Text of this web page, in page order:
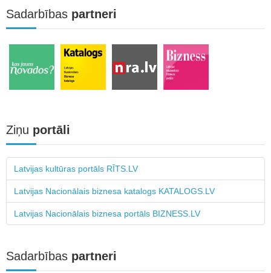
Sadarbības partneri
Ziņu portāli
Latvijas kultūras portāls RĪTS.LV
Latvijas Nacionālais biznesa katalogs KATALOGS.LV
Latvijas Nacionālais biznesa portāls BIZNESS.LV
Sadarbības partneri